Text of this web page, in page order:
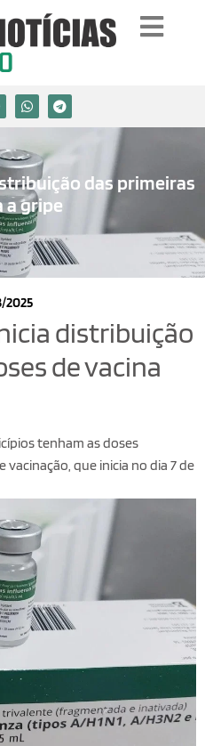
das primeiras
a gripe
2025
distribuição
de vacina
tenham as doses
que inicia no dia 7 de